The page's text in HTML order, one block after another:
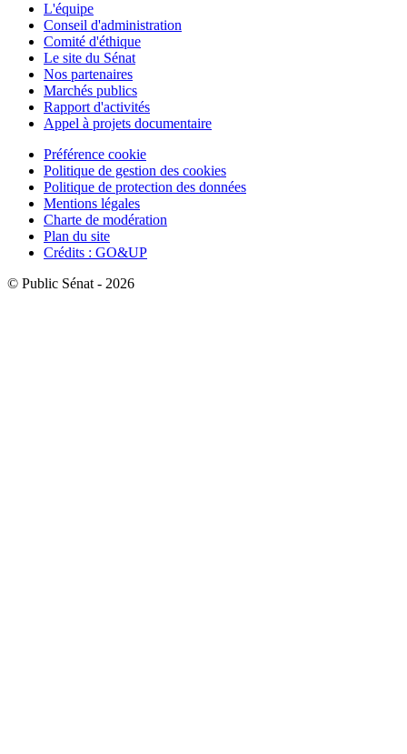
L'équipe
Conseil d'administration
Comité d'éthique
Le site du Sénat
Nos partenaires
Marchés publics
Rapport d'activités
Appel à projets documentaire
Préférence cookie
Politique de gestion des cookies
Politique de protection des données
Mentions légales
Charte de modération
Plan du site
Crédits : GO&UP
© Public Sénat - 2026